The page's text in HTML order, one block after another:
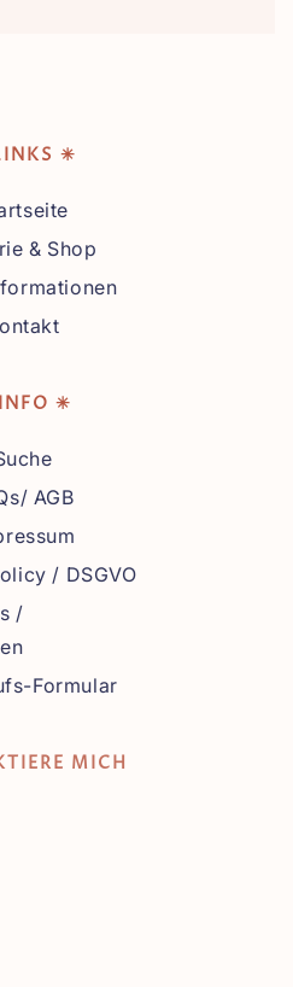
✳
& Shop
✳
AGB
/ DSGVO
/
Formular
MICH